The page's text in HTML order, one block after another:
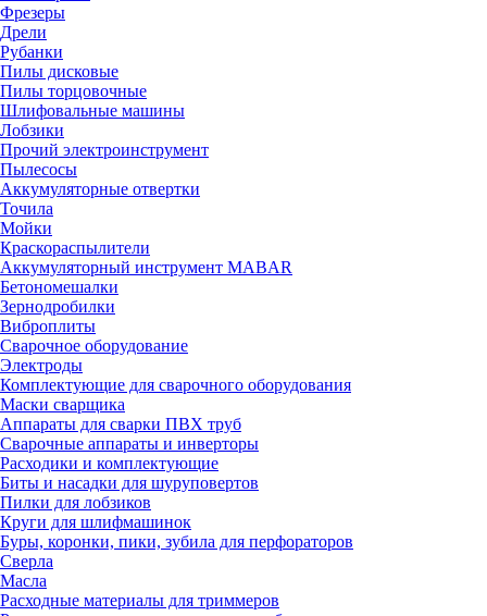
Фрезеры
Дрели
Рубанки
Пилы дисковые
Пилы торцовочные
Шлифовальные машины
Лобзики
Прочий электроинструмент
Пылесосы
Аккумуляторные отвертки
Точила
Мойки
Краскораспылители
Аккумуляторный инструмент MABAR
Бетономешалки
Зернодробилки
Виброплиты
Сварочное оборудование
Электроды
Комплектующие для сварочного оборудования
Маски сварщика
Аппараты для сварки ПВХ труб
Сварочные аппараты и инверторы
Расходики и комплектующие
Биты и насадки для шуруповертов
Пилки для лобзиков
Круги для шлифмашинок
Буры, коронки, пики, зубила для перфораторов
Сверла
Масла
Расходные материалы для триммеров